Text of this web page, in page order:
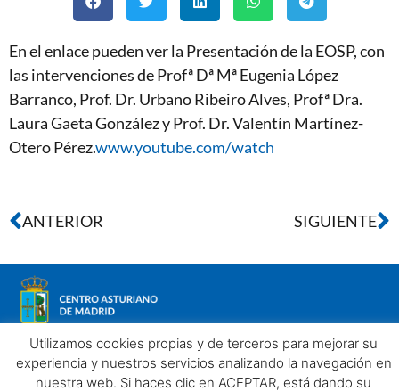
En el enlace pueden ver la Presentación de la EOSP, con
las intervenciones de Profª Dª Mª Eugenia López
Barranco, Prof. Dr. Urbano Ribeiro Alves, Profª Dra.
Laura Gaeta González y Prof. Dr. Valentín Martínez-
Otero Pérez.www.youtube.com/watch
ANTERIOR SIGUIENTE
Utilizamos cookies propias y de terceros para mejorar su
experiencia y nuestros servicios analizando la navegación en
nuestra web. Si haces clic en ACEPTAR, está dando su